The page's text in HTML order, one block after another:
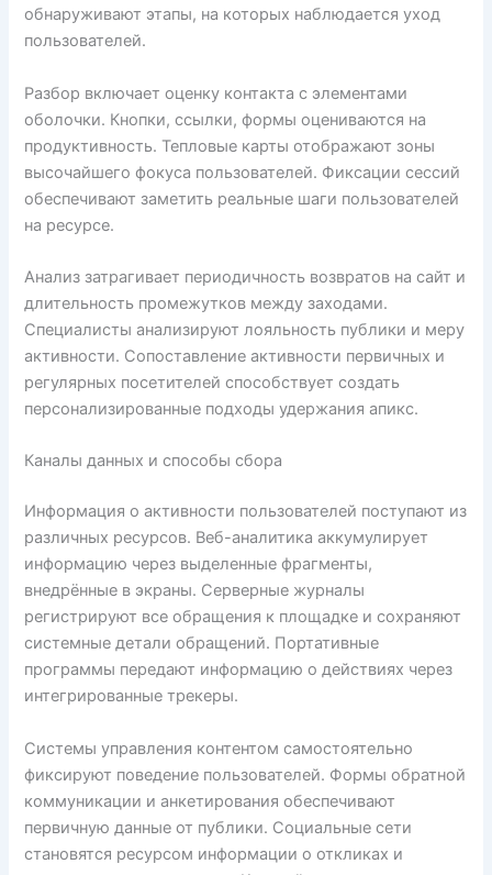
обнаруживают этапы, на которых наблюдается уход
пользователей.
Разбор включает оценку контакта с элементами
оболочки. Кнопки, ссылки, формы оцениваются на
продуктивность. Тепловые карты отображают зоны
высочайшего фокуса пользователей. Фиксации сессий
обеспечивают заметить реальные шаги пользователей
на ресурсе.
Анализ затрагивает периодичность возвратов на сайт и
длительность промежутков между заходами.
Специалисты анализируют лояльность публики и меру
активности. Сопоставление активности первичных и
регулярных посетителей способствует создать
персонализированные подходы удержания апикс.
Каналы данных и способы сбора
Информация о активности пользователей поступают из
различных ресурсов. Веб-аналитика аккумулирует
информацию через выделенные фрагменты,
внедрённые в экраны. Серверные журналы
регистрируют все обращения к площадке и сохраняют
системные детали обращений. Портативные
программы передают информацию о действиях через
интегрированные трекеры.
Системы управления контентом самостоятельно
фиксируют поведение пользователей. Формы обратной
коммуникации и анкетирования обеспечивают
первичную данные от публики. Социальные сети
становятся ресурсом информации о откликах и